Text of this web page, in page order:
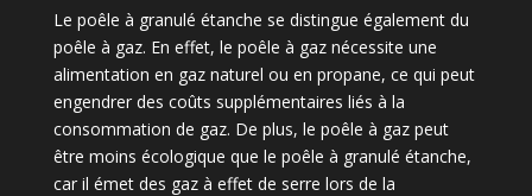
Le poêle à granulé étanche se distingue également du
poêle à gaz. En effet, le poêle à gaz nécessite une
alimentation en gaz naturel ou en propane, ce qui peut
engendrer des coûts supplémentaires liés à la
consommation de gaz. De plus, le poêle à gaz peut
être moins écologique que le poêle à granulé étanche,
car il émet des gaz à effet de serre lors de la